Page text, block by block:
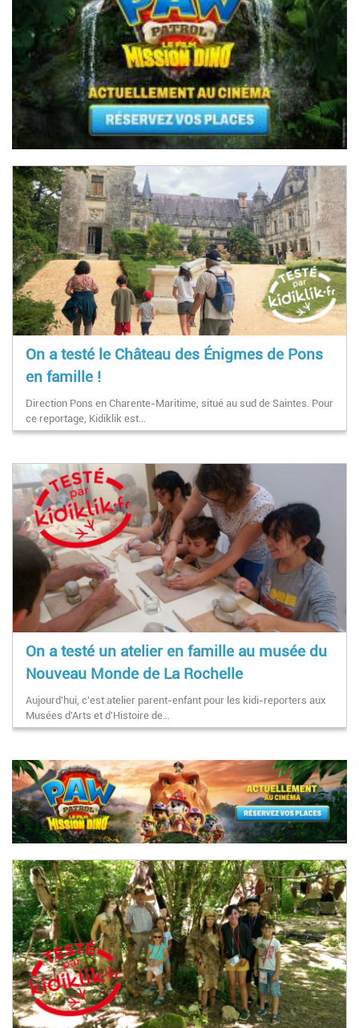
On a testé le Château des Énigmes de Pons
en famille !
Direction Pons en Charente-Maritime, situé au sud de Saintes. Pour
ce reportage, Kidiklik est…
On a testé un atelier en famille au musée du
Nouveau Monde de La Rochelle
Aujourd'hui, c'est atelier parent-enfant pour les kidi-reporters aux
Musées d'Arts et d'Histoire de…